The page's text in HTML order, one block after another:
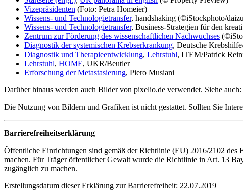
Vizepräsidenten (Foto: Petra Homeier)
Wissens- und Technologietransfer, handshaking (©iStockphoto/
Wissens- und Technologietransfer, Business-Strategien für den
Zentrum zur Förderung des wissenschaftlichen Nachwuchses
Diagnostik der systemischen Krebserkrankung, Deutsche
Diagnostik und Therapieentwicklung, Lehrstuhl, ITEM/Patrick
Lehrstuhl, HOME, UKR/Beutler
Erforschung der Metastasierung, Piero Musiani
Darüber hinaus werden auch Bilder von pixelio.de verwendet. Siehe auch:
Die Nutzung von Bildern und Grafiken ist nicht gestattet. Sollten Sie
Barrierefreiheitserklärung
Öffentliche Einrichtungen sind gemäß der Richtlinie (EU) 2016/2102 des
machen. Für Träger öffentlicher Gewalt wurde die Richtlinie in Art. 13
zugänglich zu machen.
Erstellungsdatum dieser Erklärung zur Barrierefreiheit: 22.07.2019